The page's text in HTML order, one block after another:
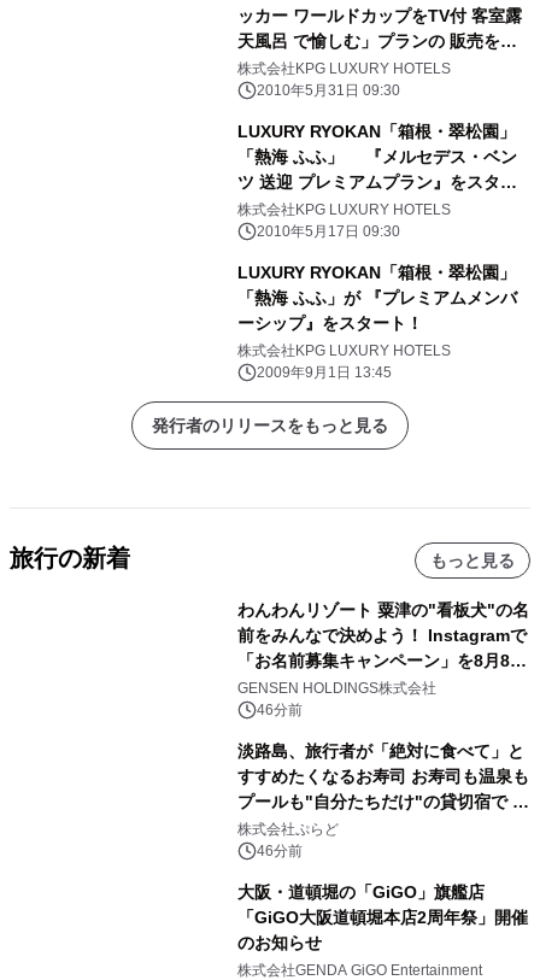
ッカー ワールドカップをTV付 客室露
天風呂 で愉しむ」プランの 販売をス
タート
株式会社KPG LUXURY HOTELS
2010年5月31日 09:30
LUXURY RYOKAN「箱根・翠松園」
「熱海 ふふ」 『メルセデス・ベン
ツ 送迎 プレミアムプラン』をスター
ト
株式会社KPG LUXURY HOTELS
2010年5月17日 09:30
LUXURY RYOKAN「箱根・翠松園」
「熱海 ふふ」が 『プレミアムメンバ
ーシップ』をスタート！
株式会社KPG LUXURY HOTELS
2009年9月1日 13:45
発行者のリリースをもっと見る
旅行の新着 もっと見る
わんわんリゾート 粟津の"看板犬"の名
前をみんなで決めよう！ Instagramで
「お名前募集キャンペーン」を8月8日
(土)より開催
GENSEN HOLDINGS株式会社
46分前
淡路島、旅行者が「絶対に食べて」と
すすめたくなるお寿司 お寿司も温泉も
プールも"自分たちだけ"の貸切宿で 1
日1組限定「岩屋温泉 絵島別庭 海と
森」の握り寿司プラン
株式会社ぷらど
46分前
大阪・道頓堀の「GiGO」旗艦店
「GiGO大阪道頓堀本店2周年祭」開催
のお知らせ
株式会社GENDA GiGO Entertainment